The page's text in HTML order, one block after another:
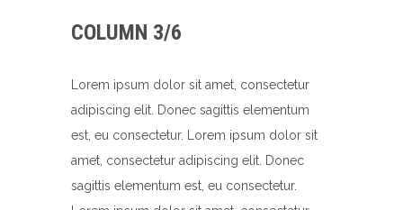
COLUMN 3/6
Lorem ipsum dolor sit amet, consectetur
adipiscing elit. Donec sagittis elementum
est, eu consectetur. Lorem ipsum dolor sit
amet, consectetur adipiscing elit. Donec
sagittis elementum est, eu consectetur.